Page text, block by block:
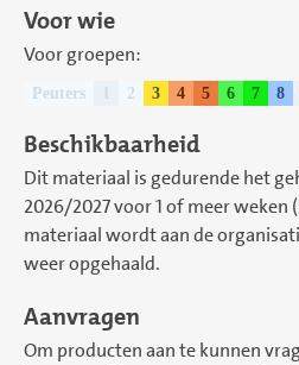
Voor wie
Voor groepen:
Peuters 2 3 4 5 6 7 8
Beschikbaarheid
Dit materiaal is gedurende het
2026/2027 voor 1 of meer weken
materiaal wordt aan de
weer opgehaald.
Aanvragen
Om producten aan te kunnen